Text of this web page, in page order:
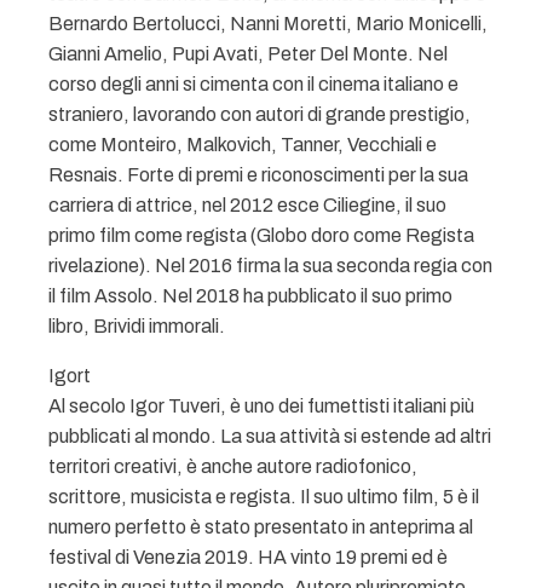
Bernardo Bertolucci, Nanni Moretti, Mario Monicelli,
Gianni Amelio, Pupi Avati, Peter Del Monte. Nel
corso degli anni si cimenta con il cinema italiano e
straniero, lavorando con autori di grande prestigio,
come Monteiro, Malkovich, Tanner, Vecchiali e
Resnais. Forte di premi e riconoscimenti per la sua
carriera di attrice, nel 2012 esce Ciliegine, il suo
primo film come regista (Globo doro come Regista
rivelazione). Nel 2016 firma la sua seconda regia con
il film Assolo. Nel 2018 ha pubblicato il suo primo
libro, Brividi immorali.
Igort
Al secolo Igor Tuveri, è uno dei fumettisti italiani più
pubblicati al mondo. La sua attività si estende ad altri
territori creativi, è anche autore radiofonico,
scrittore, musicista e regista. Il suo ultimo film, 5 è il
numero perfetto è stato presentato in anteprima al
festival di Venezia 2019. HA vinto 19 premi ed è